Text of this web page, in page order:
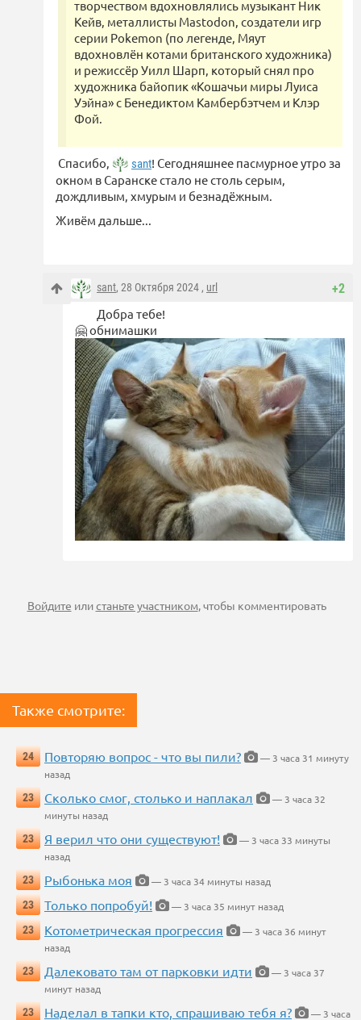
творчеством вдохновлялись музыкант Ник
Кейв, металлисты Mastodon, создатели игр
серии Pokemon (по легенде, Мяут
вдохновлён котами британского художника)
и режиссёр Уилл Шарп, который снял про
художника байопик «Кошачьи миры Луиса
Уэйна» с Бенедиктом Камбербэтчем и Клэр
Фой.
Спасибо, sant! Сегодняшнее пасмурное утро за
окном в Саранске стало не столь серым,
дождливым, хмурым и безнадёжным.
Живём дальше...
+2
sant, 28 Октября 2024 , url
Добра тебе!
🤗 обнимашки
Войдите илистаньте участником, чтобы комментировать
Также смотрите:
24 Повторяю вопрос - что вы пили?
— 3 часа 31 минуту
назад
23
Сколько смог, столько и наплакал
— 3 часа 32
минуты назад
23
Я верил что они существуют!
— 3 часа 33 минуты
назад
23
Рыбонька моя
— 3 часа 34 минуты назад
23
Только попробуй!
— 3 часа 35 минут назад
23
Котометрическая прогрессия
— 3 часа 36 минут
назад
23
Далековато там от парковки идти
— 3 часа 37
минут назад
23
Наделал в тапки кто, спрашиваю тебя я?
— 3 часа